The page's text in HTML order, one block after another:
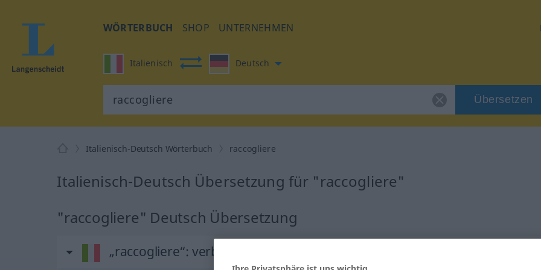
WÖRTERBUCH SHOP UNTERNEHMEN
Italienisch Deutsch
Übersetzen
Italienisch-Deutsch Wörterbuch raccogliere
Italienisch-Deutsch Übersetzung für "raccogliere"
"raccogliere" Deutsch Übersetzung
„raccogliere“: verbo transitivo